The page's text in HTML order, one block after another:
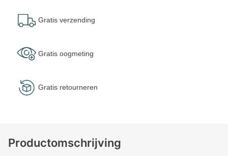
Gratis verzending
Gratis oogmeting
Gratis retourneren
Productomschrijving